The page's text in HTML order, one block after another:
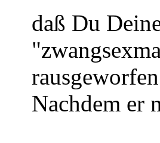
daß Du
Nachdem er